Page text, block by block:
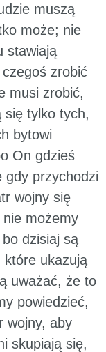
muszą
może; nie
stawiają
zrobić
musi zrobić,
się tylko tych,
bytowi
On gdzieś
gdy przychodzi
wojny się
możemy
dzisiaj są
które ukazują
uważać, że to
powiedzieć,
wojny, aby
skupiają się,